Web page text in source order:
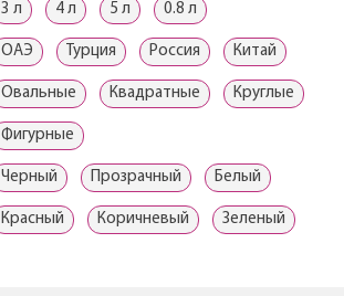
3 л 4 л 5 л 0.8 л
ОАЭ Турция Россия Китай
Овальные Квадратные Круглые
Фигурные
Черный Прозрачный Белый
Красный Коричневый Зеленый